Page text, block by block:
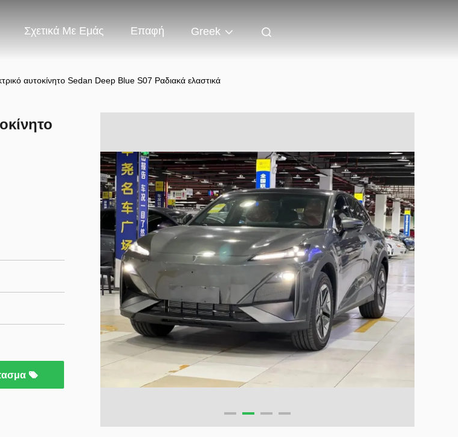
Σχετικά Με Εμάς Επαφή Greek
αυτοκίνητο Sedan Deep Blue S07 Ραδιακά ελαστικά